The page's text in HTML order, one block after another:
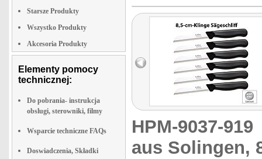
Starsze Produkty
Wszystko Produkty
Akcesoria Produkty
Elementy pomocy
technicznej:
Do pobrania- instrukcja
obslugi, sterowniki, filmy
Wsparcie techniczne FAQs
Doswiadczenia, Składki
HPM-9037-
aus Solingen,